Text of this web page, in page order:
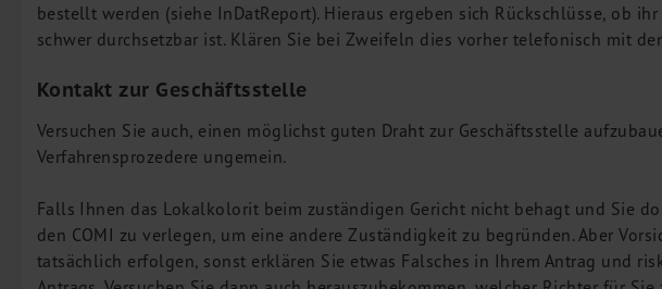
bestellt werden (siehe InDatReport). Hieraus ergeben sich Rückschlüsse, ob
schwer durchsetzbar ist. Klären Sie bei Zweifeln dies vorher telefonisch mit
Kontakt zur Geschäftsstelle
Versuchen Sie auch, einen möglichst guten Draht zur Geschäftsstelle
Verfahrensprozedere ungemein.
Falls Ihnen das Lokalkolorit beim zuständigen Gericht nicht behagt und Sie
den COMI zu verlegen, um eine andere Zuständigkeit zu begründen. Aber
tatsächlich erfolgen, sonst erklären Sie etwas Falsches in Ihrem Antrag und